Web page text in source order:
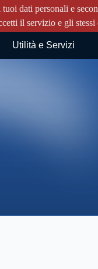
dati personali e
il servizio e gli stessi
Utilità e Servizi